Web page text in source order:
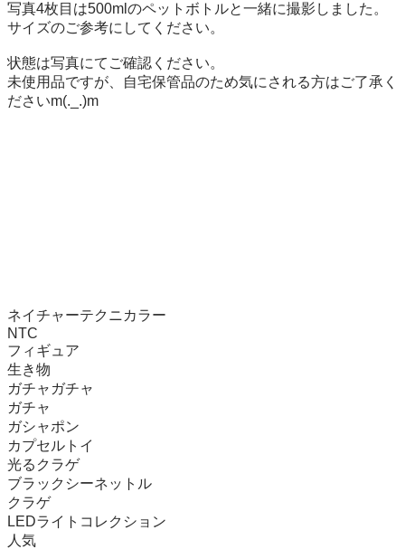
写真4枚目は500mlのペットボトルと一緒に撮影しました。
サイズのご参考にしてください。
状態は写真にてご確認ください。
未使用品ですが、自宅保管品のため気にされる方はご了承く
ださいm(._.)m
ネイチャーテクニカラー
NTC
フィギュア
生き物
ガチャガチャ
ガチャ
ガシャポン
カプセルトイ
光るクラゲ
ブラックシーネットル
クラゲ
LEDライトコレクション
人気